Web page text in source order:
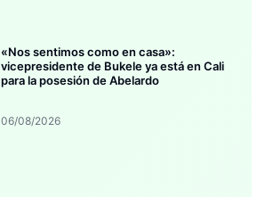
«Nos sentimos como en casa»:
vicepresidente de Bukele ya está en Cali
para la posesión de Abelardo
06/08/2026